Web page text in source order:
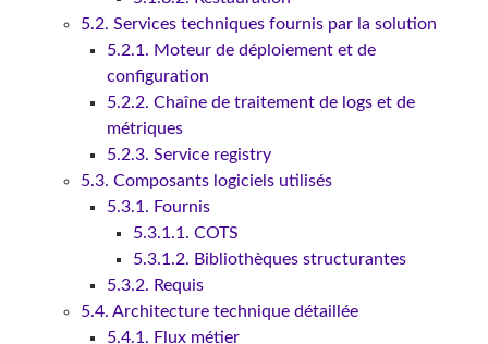
5.2. Services techniques fournis par la solution
5.2.1. Moteur de déploiement et de
configuration
5.2.2. Chaîne de traitement de logs et de
métriques
5.2.3. Service registry
5.3. Composants logiciels utilisés
5.3.1. Fournis
5.3.1.1. COTS
5.3.1.2. Bibliothèques structurantes
5.3.2. Requis
5.4. Architecture technique détaillée
5.4.1. Flux métier